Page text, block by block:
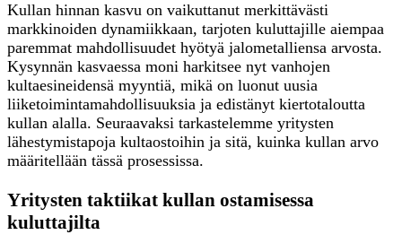
Kullan hinnan kasvu on vaikuttanut merkittävästi
markkinoiden dynamiikkaan, tarjoten kuluttajille aiempaa
paremmat mahdollisuudet hyötyä jalometalliensa arvosta.
Kysynnän kasvaessa moni harkitsee nyt vanhojen
kultaesineidensä myyntiä, mikä on luonut uusia
liiketoimintamahdollisuuksia ja edistänyt kiertotaloutta
kullan alalla. Seuraavaksi tarkastelemme yritysten
lähestymistapoja kultaostoihin ja sitä, kuinka kullan arvo
määritellään tässä prosessissa.
Yritysten taktiikat kullan ostamisessa
kuluttajilta